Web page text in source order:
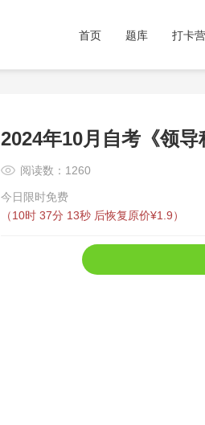
首页 题库 打卡营
2024年10月自考《领
阅读数：1260
今日限时免费
（10时 37分 12秒 后恢复原价¥1.9）